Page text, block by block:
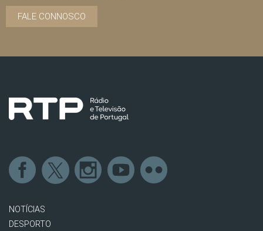
FALE CONNOSCO
NOTÍCIAS
DESPORTO